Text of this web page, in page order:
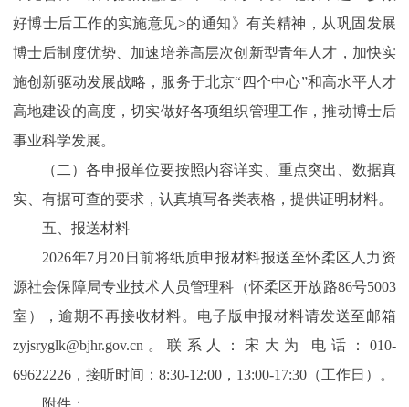
好博士后工作的实施意见>的通知》有关精神，从巩固发展
博士后制度优势、加速培养高层次创新型青年人才，加快实
施创新驱动发展战略，服务于北京“四个中心”和高水平人才
高地建设的高度，切实做好各项组织管理工作，推动博士后
事业科学发展。
（二）各申报单位要按照内容详实、重点突出、数据真
实、有据可查的要求，认真填写各类表格，提供证明材料。
五、报送材料
2026年7月20日前将纸质申报材料报送至怀柔区人力资
源社会保障局专业技术人员管理科（怀柔区开放路86号5003
室），逾期不再接收材料。电子版申报材料请发送至邮箱
zyjsryglk@bjhr.gov.cn。联系人：宋大为 电话：010-
69622226，接听时间：8:30-12:00，13:00-17:30（工作日）。
附件：